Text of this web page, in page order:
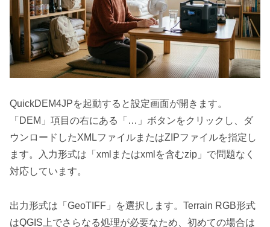
QuickDEM4JPを起動すると設定画面が開きます。
「DEM」項目の右にある「…」ボタンをクリックし、ダ
ウンロードしたXMLファイルまたはZIPファイルを指定し
ます。入力形式は「xmlまたはxmlを含むzip」で問題なく
対応しています。
出力形式は「GeoTIFF」を選択します。Terrain RGB形式
はQGIS上でさらなる処理が必要なため、初めての場合は